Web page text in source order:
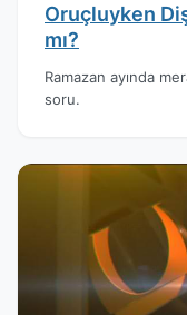
Oruçluyken
mı?
Ramazan ayında
soru.